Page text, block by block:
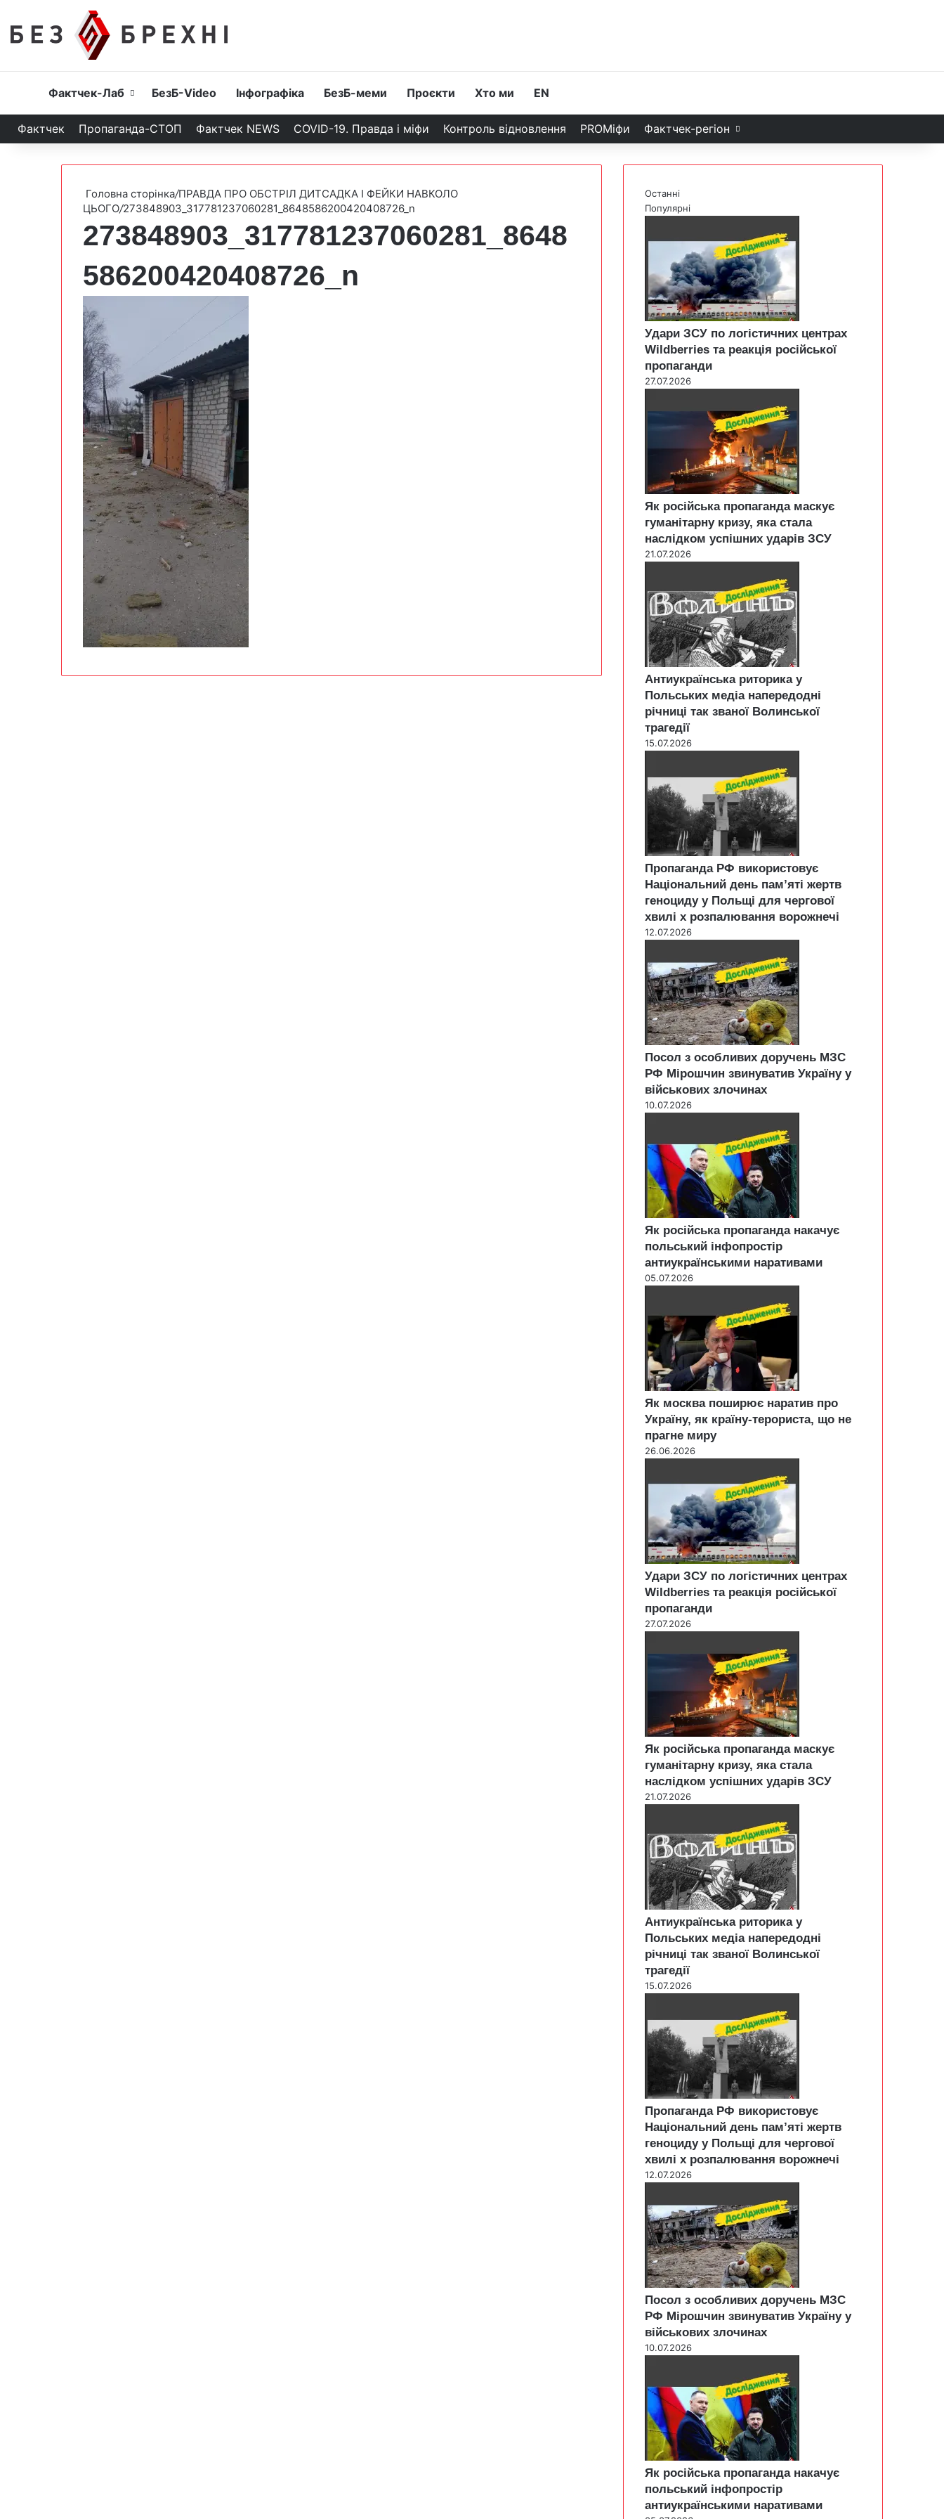
Головна
Фактчек-Лаб БезБ-Video Інфографіка БезБ-меми Проєкти Хто ми EN
Фактчек Пропаганда-СТОП Фактчек NEWS COVID-19. Правда і міфи Контроль відновлення PROМіфи Фактчек-регіон
Головна сторінка/ПРАВДА ПРО ОБСТРІЛ ДИТСАДКА І ФЕЙКИ НАВКОЛО
ЦЬОГО/273848903_317781237060281_8648586200420408726_n
273848903_317781237060281_8648
586200420408726_n
Останні
Популярні
Удари ЗСУ по логістичних центрах
Wildberries та реакція російської
пропаганди
27.07.2026
Як російська пропаганда маскує
гуманітарну кризу, яка стала
наслідком успішних ударів ЗСУ
21.07.2026
Антиукраїнська риторика у
Польських медіа напередодні
річниці так званої Волинської
трагедії
15.07.2026
Пропаганда РФ використовує
Національний день пам’яті жертв
геноциду у Польщі для чергової
хвилі х розпалювання ворожнечі
12.07.2026
Посол з особливих доручень МЗС
РФ Мірошчин звинуватив Україну у
військових злочинах
10.07.2026
Як російська пропаганда накачує
польський інфопростір
антиукраїнськими наративами
05.07.2026
Як москва поширює наратив про
Україну, як країну-терориста, що не
прагне миру
26.06.2026
Удари ЗСУ по логістичних центрах
Wildberries та реакція російської
пропаганди
27.07.2026
Як російська пропаганда маскує
гуманітарну кризу, яка стала
наслідком успішних ударів ЗСУ
21.07.2026
Антиукраїнська риторика у
Польських медіа напередодні
річниці так званої Волинської
трагедії
15.07.2026
Пропаганда РФ використовує
Національний день пам’яті жертв
геноциду у Польщі для чергової
хвилі х розпалювання ворожнечі
12.07.2026
Посол з особливих доручень МЗС
РФ Мірошчин звинуватив Україну у
військових злочинах
10.07.2026
Як російська пропаганда накачує
польський інфопростір
антиукраїнськими наративами